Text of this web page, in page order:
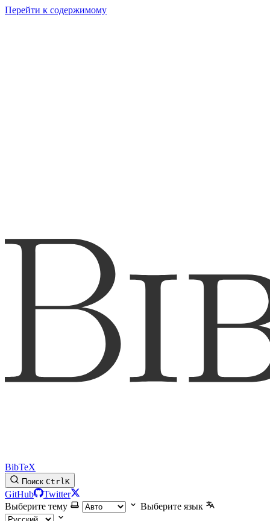
Перейти к содержимому
BibTeX
Поиск CtrlK
GitHub
Twitter
Выберите тему
Выберите язык